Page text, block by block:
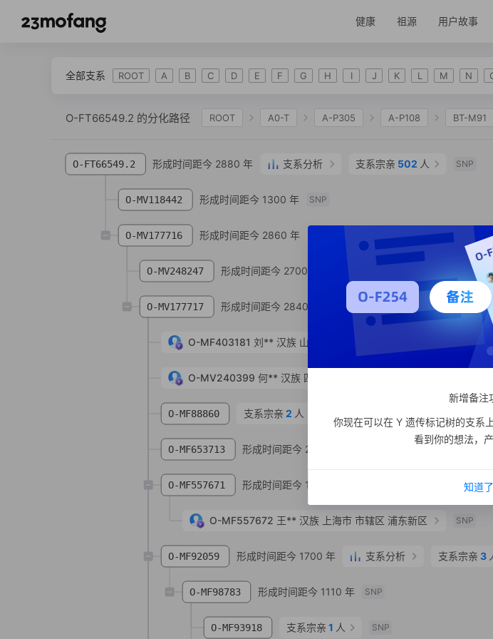
健康 祖源 用户故事
全部支系 ROOT A B C D E F G H I J K L M N
O-FT66549.2 的分化路径 ROOT A0-T A-P305 A-P108 BT-M91
O-IMS-JST002611 O-F18 O-FGC12511 O-F117 O-MF749473
O-F110 O-Z43879 O-Y20951
O-FT66549.2 形成时间距今 2880 年 支系分析 支系宗亲 502 人 SNP
O-MV118442 形成时间距今 1300 年 SNP
O-MV177716 形成时间距今 2860 年 支系宗亲494
O-MV248247 形成时间距今 2700 年 2人
O-MV177717 形成时间距今 2840 年 支系宗亲492
O-MF403181刘** 汉族 山东省 青岛市 市北区
O-MV240399何** 汉族 四川省 南充市 仪陇县
O-MF88860 支系宗亲 2 人
O-MF653713 形成时间距今 2840 年
O-MF557671 形成时间距今 1960 年 支系宗亲2
O-MF92059 形成时间距今 1700 年 支系分析 支系宗亲 3
O-MF557672 王** 汉族 上海市 市辖区 浦东新区 SNP
O-MF98783 形成时间距今 1110 年 SNP
O-MF93918 支系宗亲 1 人 SNP
新增备注
你现在可以在 Y 遗传标记树的支系
看到你的想法，
知道了